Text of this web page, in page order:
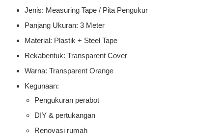
Jenis: Measuring Tape / Pita Pengukur
Panjang Ukuran: 3 Meter
Material: Plastik + Steel Tape
Rekabentuk: Transparent Cover
Warna: Transparent Orange
Kegunaan:
Pengukuran perabot
DIY & pertukangan
Renovasi rumah